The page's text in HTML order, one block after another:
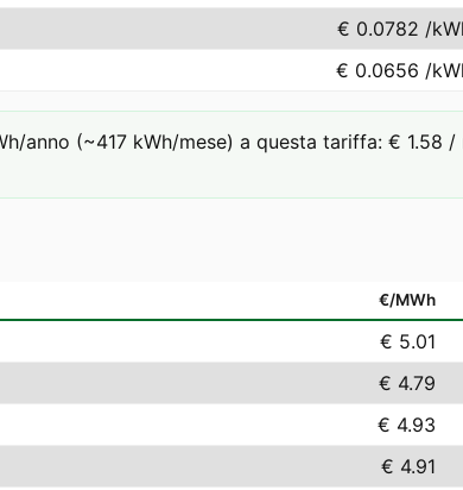
€ 0.0782 /
€ 0.0656 /
anno (~417 kWh/mese) a questa tariffa: € 1.58
€/MWh
€ 5.01
€ 4.79
€ 4.93
€ 4.91